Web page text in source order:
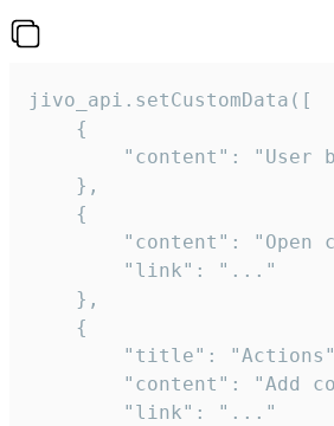
jivo_api.setCustomData([
    {
"content": "User
    },
    {
"content": "Open
        "link": "..."
    },
    {
"title":
"content": "Add
        "link": "..."